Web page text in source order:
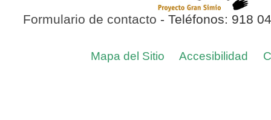
Formulario de contacto - Teléfonos: 918
Mapa del Sitio Accesibilidad